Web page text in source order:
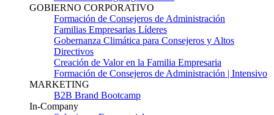
GOBIERNO CORPORATIVO
Formación de Consejeros de Administración
Familias Empresarias Líderes
Gobernanza Climática para Consejeros y Altos
Directivos
Creación de Valor en la Familia Empresaria
Formación de Consejeros de Administración | Intensivo
MARKETING
B2B Brand Bootcamp
In-Company